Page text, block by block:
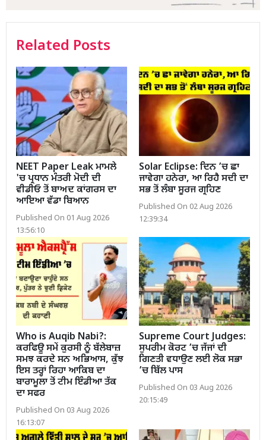
Related Posts
NEET Paper Leak ਮਾਮਲੇ
'ਚ ਪ੍ਰਧਾਨ ਮੰਤਰੀ ਮੋਦੀ ਦੀ
ਵੀਡੀਓ ਤੋਂ ਬਾਅਦ ਕਾਂਗਰਸ ਦਾ
ਆਇਆ ਵੱਡਾ ਬਿਆਨ
Published On 01 Aug 2026
13:56:10
Solar Eclipse: ਦਿਨ ’ਚ ਛਾ
ਜਾਵੇਗਾ ਹਨੇਰਾ, ਆ ਰਿਹੈ ਸਦੀ ਦਾ
ਸਭ ਤੋਂ ਲੰਬਾ ਸੂਰਜ ਗ੍ਰਹਿਣ
Published On 02 Aug 2026
12:39:34
Who is Auqib Nabi?:
ਕਰਫਿਊ ਸਮੇਂ ਕੁਰਸੀ ਨੂੰ ਬੱਲੇਬਾਜ਼
ਸਮਝ ਕਰਦੇ ਸਨ ਅਭਿਆਸ, ਕੁੱਝ
ਇਸ ਤਰ੍ਹਾਂ ਰਿਹਾ ਆਕਿਬ ਦਾ
ਬਾਰਾਮੂਲਾ ਤੋਂ ਟੀਮ ਇੰਡੀਆ ਤੱਕ
ਦਾ ਸਫਰ
Published On 03 Aug 2026
16:13:07
Supreme Court Judges:
ਸੁਪਰੀਮ ਕੋਰਟ ’ਚ ਜੱਜਾਂ ਦੀ
ਗਿਣਤੀ ਵਧਾਉਣ ਲਈ ਲੋਕ ਸਭਾ
’ਚ ਬਿੱਲ ਪਾਸ
Published On 03 Aug 2026
20:15:49